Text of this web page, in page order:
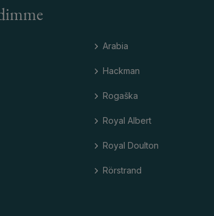
Arabia
Hackman
Rogaška
Royal Albert
Royal Doulton
Rörstrand